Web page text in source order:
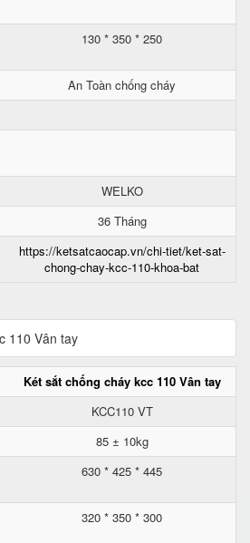
130 * 350 * 250
An Toàn chống cháy
WELKO
36 Tháng
https://ketsatcaocap.vn/chi-tiet/ket-sat-
chong-chay-kcc-110-khoa-bat
Két sắt chống cháy kcc 110 Vân tay
KCC110 VT
85 ± 10kg
630 * 425 * 445
320 * 350 * 300